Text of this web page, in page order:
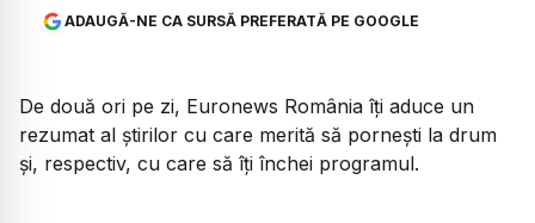
ADAUGĂ-NE CA SURSĂ PREFERATĂ PE GOOGLE
De două ori pe zi, Euronews România îți aduce un
rezumat al știrilor cu care merită să pornești la drum
și, respectiv, cu care să îți închei programul.